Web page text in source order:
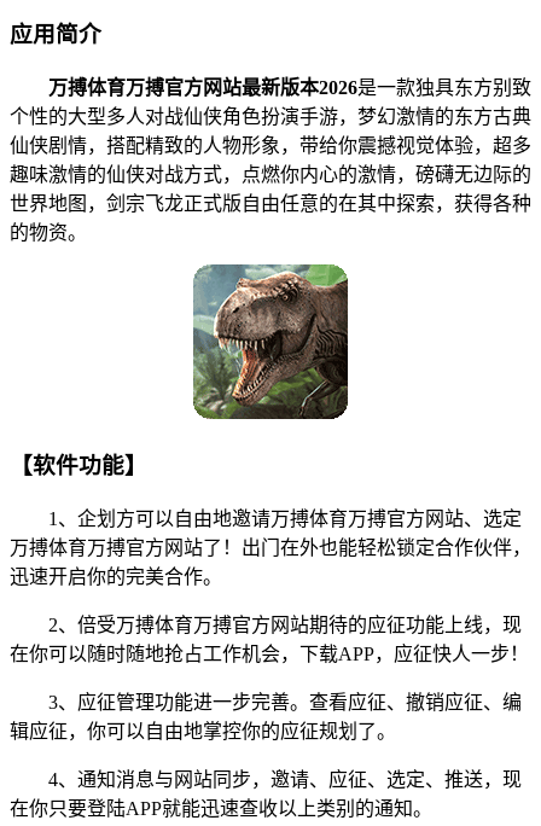
应用简介
万搏体育万搏官方网站最新版本2026是一款独具东方别致
个性的大型多人对战仙侠角色扮演手游，梦幻激情的东方古典
仙侠剧情，搭配精致的人物形象，带给你震撼视觉体验，超多
趣味激情的仙侠对战方式，点燃你内心的激情，磅礴无边际的
世界地图，剑宗飞龙正式版自由任意的在其中探索，获得各种
的物资。
【软件功能】
1、企划方可以自由地邀请万搏体育万搏官方网站、选定
万搏体育万搏官方网站了！出门在外也能轻松锁定合作伙伴，
迅速开启你的完美合作。
2、倍受万搏体育万搏官方网站期待的应征功能上线，现
在你可以随时随地抢占工作机会，下载APP，应征快人一步！
3、应征管理功能进一步完善。查看应征、撤销应征、编
辑应征，你可以自由地掌控你的应征规划了。
4、通知消息与网站同步，邀请、应征、选定、推送，现
在你只要登陆APP就能迅速查收以上类别的通知。